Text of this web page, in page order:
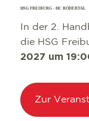
HSG FREIBURG - HC RÖDERTAL
In der 2.
die HSG
2027 um
Zur